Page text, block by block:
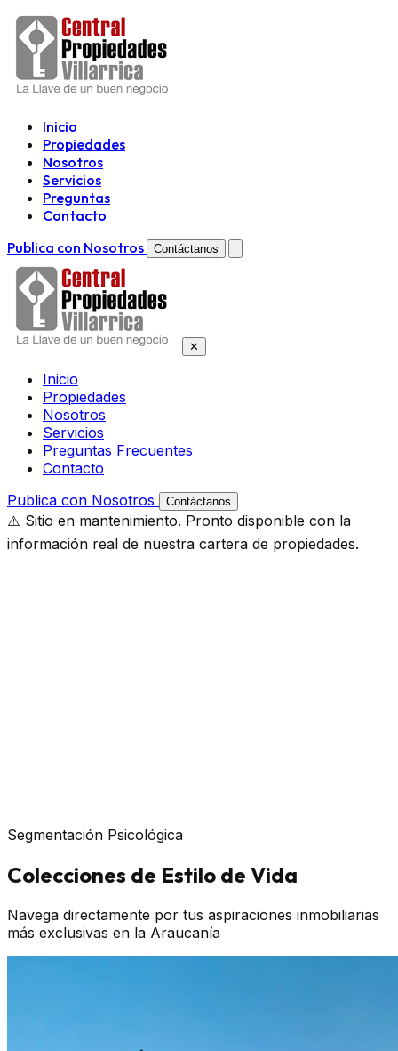
Inicio
Propiedades
Nosotros
Servicios
Preguntas
Contacto
Publica con Nosotros
Contáctanos
✕
Inicio
Propiedades
Nosotros
Servicios
Preguntas Frecuentes
Contacto
Publica con Nosotros
Contáctanos
⚠️ Sitio en mantenimiento. Pronto disponible con la
información real de nuestra cartera de propiedades.
Segmentación Psicológica
Colecciones de Estilo de Vida
Navega directamente por tus aspiraciones inmobiliarias
más exclusivas en la Araucanía